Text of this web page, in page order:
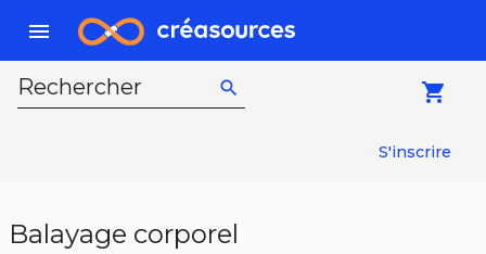
menu
Rechercher search local_grocery_store
S'inscrire
Balayage corporel